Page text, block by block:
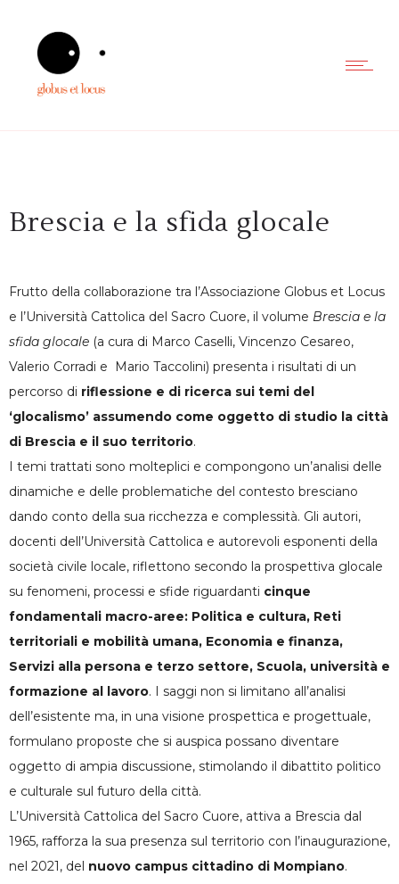
Brescia e la sfida glocale
Frutto della collaborazione tra l’Associazione Globus et Locus
e l’Università Cattolica del Sacro Cuore, il volume Brescia e la
sfida glocale (a cura di Marco Caselli, Vincenzo Cesareo,
Valerio Corradi e Mario Taccolini) presenta i risultati di un
percorso di riflessione e di ricerca sui temi del
‘glocalismo’ assumendo come oggetto di studio la città
di Brescia e il suo territorio.
I temi trattati sono molteplici e compongono un’analisi delle
dinamiche e delle problematiche del contesto bresciano
dando conto della sua ricchezza e complessità. Gli autori,
docenti dell’Università Cattolica e autorevoli esponenti della
società civile locale, riflettono secondo la prospettiva glocale
su fenomeni, processi e sfide riguardanti cinque
fondamentali macro-aree: Politica e cultura, Reti
territoriali e mobilità umana, Economia e finanza,
Servizi alla persona e terzo settore, Scuola, università e
formazione al lavoro. I saggi non si limitano all’analisi
dell’esistente ma, in una visione prospettica e progettuale,
formulano proposte che si auspica possano diventare
oggetto di ampia discussione, stimolando il dibattito politico
e culturale sul futuro della città.
L’Università Cattolica del Sacro Cuore, attiva a Brescia dal
1965, rafforza la sua presenza sul territorio con l’inaugurazione,
nel 2021, del nuovo campus cittadino di Mompiano.